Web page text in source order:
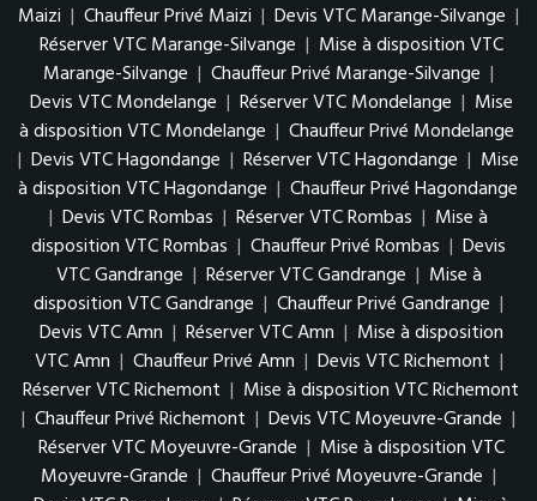
Maizi | Chauffeur Privé Maizi | Devis VTC Marange-Silvange |
Réserver VTC Marange-Silvange | Mise à disposition VTC
Marange-Silvange | Chauffeur Privé Marange-Silvange |
Devis VTC Mondelange | Réserver VTC Mondelange | Mise
à disposition VTC Mondelange | Chauffeur Privé Mondelange
| Devis VTC Hagondange | Réserver VTC Hagondange | Mise
à disposition VTC Hagondange | Chauffeur Privé Hagondange
| Devis VTC Rombas | Réserver VTC Rombas | Mise à
disposition VTC Rombas | Chauffeur Privé Rombas | Devis
VTC Gandrange | Réserver VTC Gandrange | Mise à
disposition VTC Gandrange | Chauffeur Privé Gandrange |
Devis VTC Amn | Réserver VTC Amn | Mise à disposition
VTC Amn | Chauffeur Privé Amn | Devis VTC Richemont |
Réserver VTC Richemont | Mise à disposition VTC Richemont
| Chauffeur Privé Richemont | Devis VTC Moyeuvre-Grande |
Réserver VTC Moyeuvre-Grande | Mise à disposition VTC
Moyeuvre-Grande | Chauffeur Privé Moyeuvre-Grande |